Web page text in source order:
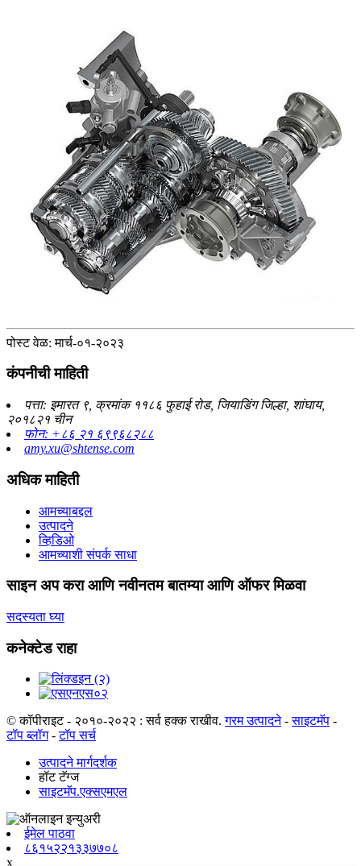
पोस्ट वेळ: मार्च-०१-२०२३
कंपनीची माहिती
पत्ता: इमारत ९, क्रमांक ११८६ फुहाई रोड, जियाडिंग जिल्हा, शांघाय,
२०१८२१ चीन
फोन: +८६ २१ ६९९६८२८८
amy.xu@shtense.com
अधिक माहिती
आमच्याबद्दल
उत्पादने
व्हिडिओ
आमच्याशी संपर्क साधा
साइन अप करा आणि नवीनतम बातम्या आणि ऑफर मिळवा
सदस्यता घ्या
कनेक्टेड राहा
© कॉपीराइट - २०१०-२०२२ : सर्व हक्क राखीव. गरम उत्पादने-साइटमॅप -
टॉप ब्लॉग-टॉप सर्च
उत्पादने मार्गदर्शक
हॉट टॅग्ज
साइटमॅप.एक्सएमएल
ईमेल पाठवा
८६१५२२१३३७७०८
x